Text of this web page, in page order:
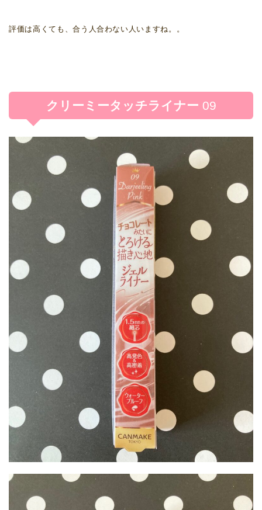
評価は高くても、合う人合わない人いますね。。
クリーミータッチライナー 09